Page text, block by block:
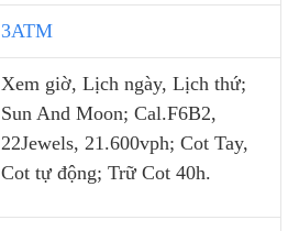
3ATM
Xem giờ, Lịch ngày, Lịch thứ;
Sun And Moon; Cal.F6B2,
22Jewels, 21.600vph; Cot Tay,
Cot tự động; Trữ Cot 40h.